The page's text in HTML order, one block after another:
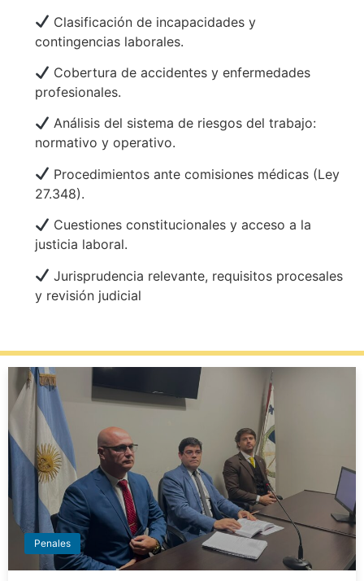
Clasificación de incapacidades y
contingencias laborales.
Cobertura de accidentes y enfermedades
profesionales.
Análisis del sistema de riesgos del trabajo:
normativo y operativo.
Procedimientos ante comisiones médicas (Ley
27.348).
Cuestiones constitucionales y acceso a la
justicia laboral.
Jurisprudencia relevante, requisitos procesales
y revisión judicial
Penales